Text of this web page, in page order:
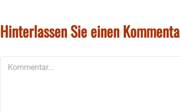
Hinterlassen Sie einen